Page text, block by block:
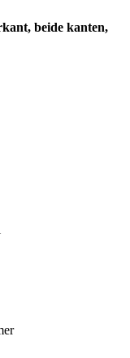
beide kanten,